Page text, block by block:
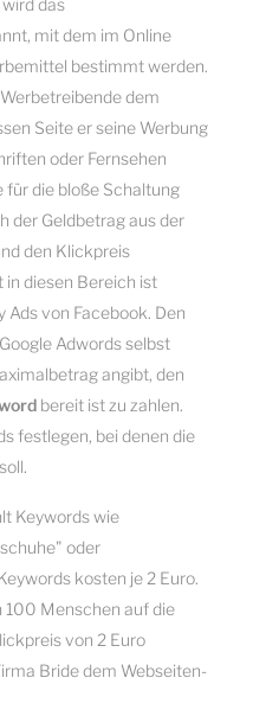
das
mit dem im Online
bestimmt werden.
dem
Seite er seine Werbung
oder Fernsehen
die bloße Schaltung
der Geldbetrag aus der
den Klickpreis
diesen Bereich ist
Ads von Facebook. Den
Adwords selbst
angibt, den
bereit ist zu zahlen.
festlegen, bei denen die
Keywords wie
oder
kosten je 2 Euro.
100 Menschen auf die
von 2 Euro
Bride dem Webseiten-